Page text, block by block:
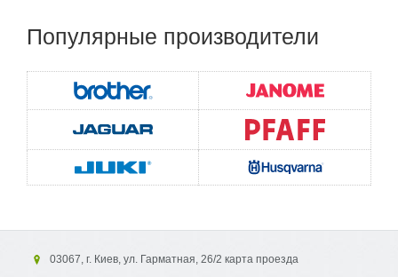
Популярные производители
03067, г. Киев, ул. Гарматная, 26/2 карта проезда